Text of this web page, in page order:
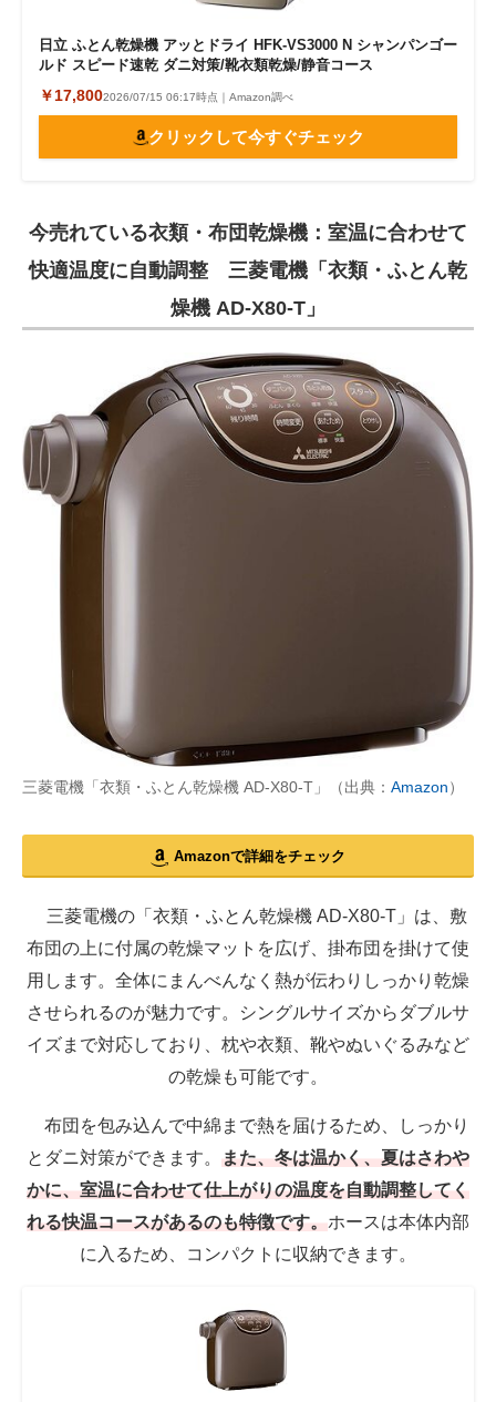
日立 ふとん乾燥機 アッとドライ HFK-VS3000 N シャンパンゴー
ルド スピード速乾 ダニ対策/靴衣類乾燥/静音コース
￥17,8002026/07/15 06:17時点｜Amazon調べ
クリックして今すぐチェック
今売れている衣類・布団乾燥機：室温に合わせて
快適温度に自動調整 三菱電機「衣類・ふとん乾
燥機 AD-X80-T」
三菱電機「衣類・ふとん乾燥機 AD-X80-T」（出典： Amazon）
Amazonで詳細をチェック
三菱電機の「衣類・ふとん乾燥機 AD-X80-T」は、敷
布団の上に付属の乾燥マットを広げ、掛布団を掛けて使
用します。全体にまんべんなく熱が伝わりしっかり乾燥
させられるのが魅力です。シングルサイズからダブルサ
イズまで対応しており、枕や衣類、靴やぬいぐるみなど
の乾燥も可能です。
布団を包み込んで中綿まで熱を届けるため、しっかり
とダニ対策ができます。 また、冬は温かく、夏はさわや
かに、室温に合わせて仕上がりの温度を自動調整してく
れる快温コースがあるのも特徴です。ホースは本体内部
に入るため、コンパクトに収納できます。